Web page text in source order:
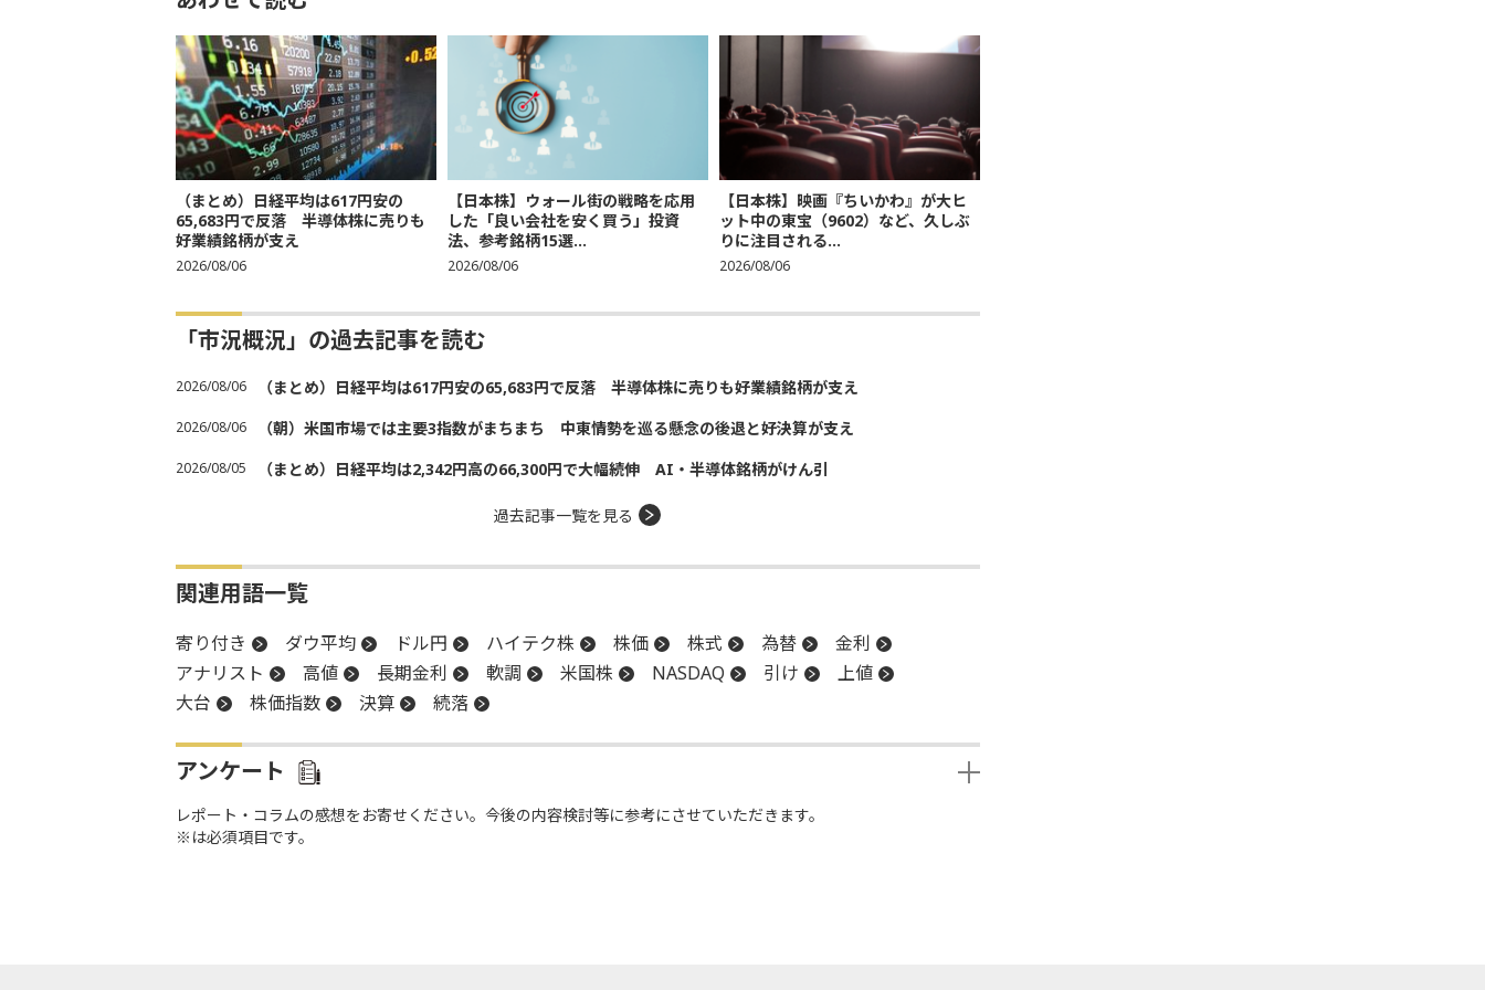
（まとめ）日経平均は617円安の
65,683円で反落 半導体株に売りも
好業績銘柄が支え
2026/08/06
【日本株】ウォール街の戦略を応用
した「良い会社を安く買う」投資
法、参考銘柄15選...
2026/08/06
【日本株】映画『ちいかわ』が大ヒ
ット中の東宝（9602）など、久しぶ
りに注目される...
2026/08/06
「市況概況」の過去記事を読む
2026/08/06 （まとめ）日経平均は617円安の65,683円で反落 半導体株に売りも好業績銘柄が支え
2026/08/06 （朝）米国市場では主要3指数がまちまち 中東情勢を巡る懸念の後退と好決算が支え
2026/08/05 （まとめ）日経平均は2,342円高の66,300円で大幅続伸 AI・半導体銘柄がけん引
過去記事一覧を見る
関連用語一覧
寄り付き ダウ平均 ドル円 ハイテク株 株価 株式 為替
金利
アナリスト
高値 長期金利 軟調 米国株 NASDAQ 引け
上値
大台
株価指数 決算 続落
アンケート
レポート・コラムの感想をお寄せください。今後の内容検討等に参考にさせていただきます。
※は必須項目です。